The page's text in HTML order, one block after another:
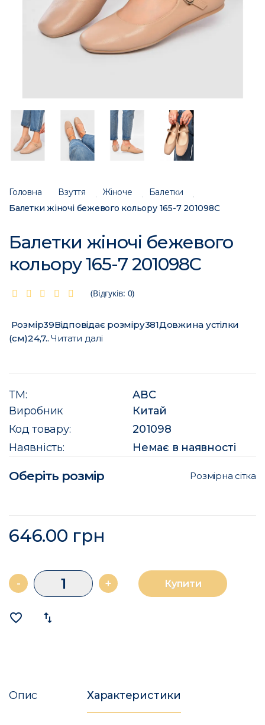
Головна Взуття Жіноче
Балетки
Балетки жіночі бежевого кольору 165-7 201098C
Балетки жіночі бежевого
кольору 165-7 201098C
(Відгуків: 0)
Розмір39Відповідає розміру381Довжина устілки
(см)24,7..Читати далі
ТМ:
ABC
Виробник
Китай
Код товару:
201098
Наявність:
Немає в наявності
Оберіть розмір Розмірна сітка
646.00 грн
- + Купити
favorite_border import_export
Опис Характеристики